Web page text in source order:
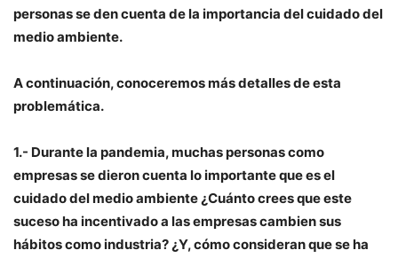
personas se den cuenta de la importancia del cuidado del
medio ambiente.
A continuación, conoceremos más detalles de esta
problemática.
1.- Durante la pandemia, muchas personas como
empresas se dieron cuenta lo importante que es el
cuidado del medio ambiente ¿Cuánto crees que este
suceso ha incentivado a las empresas cambien sus
hábitos como industria? ¿Y, cómo consideran que se ha